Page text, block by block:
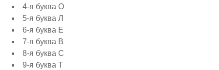
4-я буква О
5-я буква Л
6-я буква Е
7-я буква В
8-я буква С
9-я буква Т